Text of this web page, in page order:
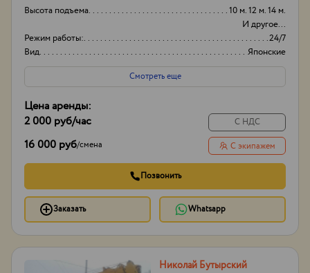
Высота подъема
10 м. 12 м. 14 м.
И другое...
Режим работы:
24/7
Вид
Японские
Высота вышки
15м
Смотреть еще
Цена аренды:
2 000 руб/час
16 000 руб/смена
С НДС
С экипажем
Позвонить
Заказать Whatsapp
Николай Бутырский